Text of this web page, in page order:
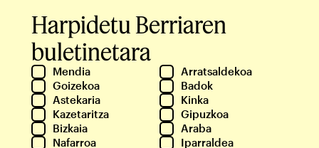
Harpidetu Berriaren
buletinetara
Mendia
Arratsaldekoa
Goizekoa
Badok
Astekaria
Kinka
Kazetaritza
Gipuzkoa
Bizkaia
Araba
Nafarroa
Iparraldea